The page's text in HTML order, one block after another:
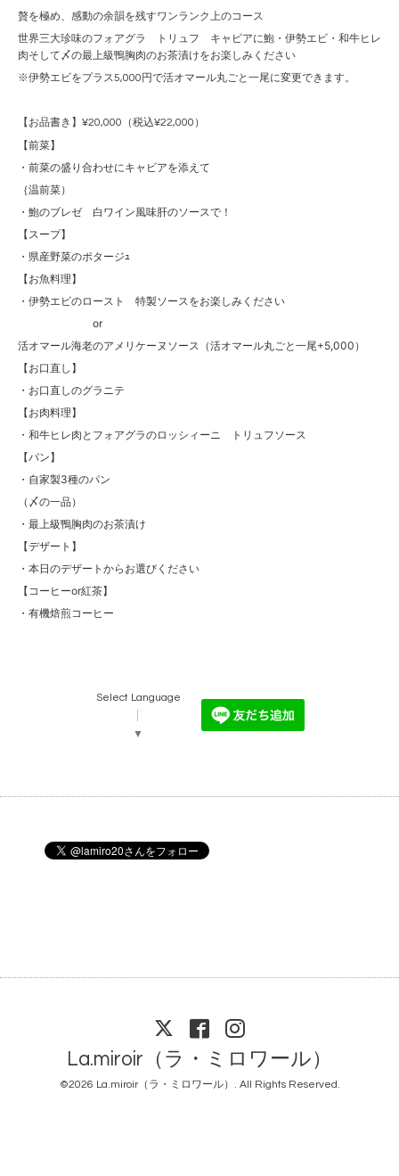
贅を極め、感動の余韻を残すワンランク上のコース
世界三大珍味のフォアグラ トリュフ キャビアに鮑・伊勢エビ・和牛ヒレ
肉そして〆の最上級鴨胸肉のお茶漬けをお楽しみください
※伊勢エビをプラス5,000円で活オマール丸ごと一尾に変更できます。
【お品書き】¥20,000（税込¥22,000）
【前菜】
・前菜の盛り合わせにキャビアを添えて
｛温前菜）
・鮑のブレゼ　白ワイン風味肝のソースで！
【スープ】
・県産野菜のポタージｭ
【お魚料理】
・伊勢エビのロースト　特製ソースをお楽しみください
or
活オマール海老のアメリケーヌソース（活オマール丸ごと一尾+5,000）
【お口直し】
・お口直しのグラニテ
【お肉料理】
・和牛ヒレ肉とフォアグラのロッシィーニ　トリュフソース
【パン】
・自家製3種のパン
（〆の一品）
・最上級鴨胸肉のお茶漬け
【デザート】
・本日のデザートからお選びください
【コーヒーor紅茶】
・有機焙煎コーヒー
Select Language
▼
La.miroir（ラ・ミロワール）
©2026 La.miroir（ラ・ミロワール） . All Rights Reserved.